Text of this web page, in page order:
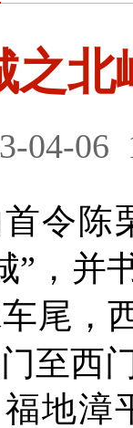
之北
04-06
令陈
”，并
尾，
至西
地漳